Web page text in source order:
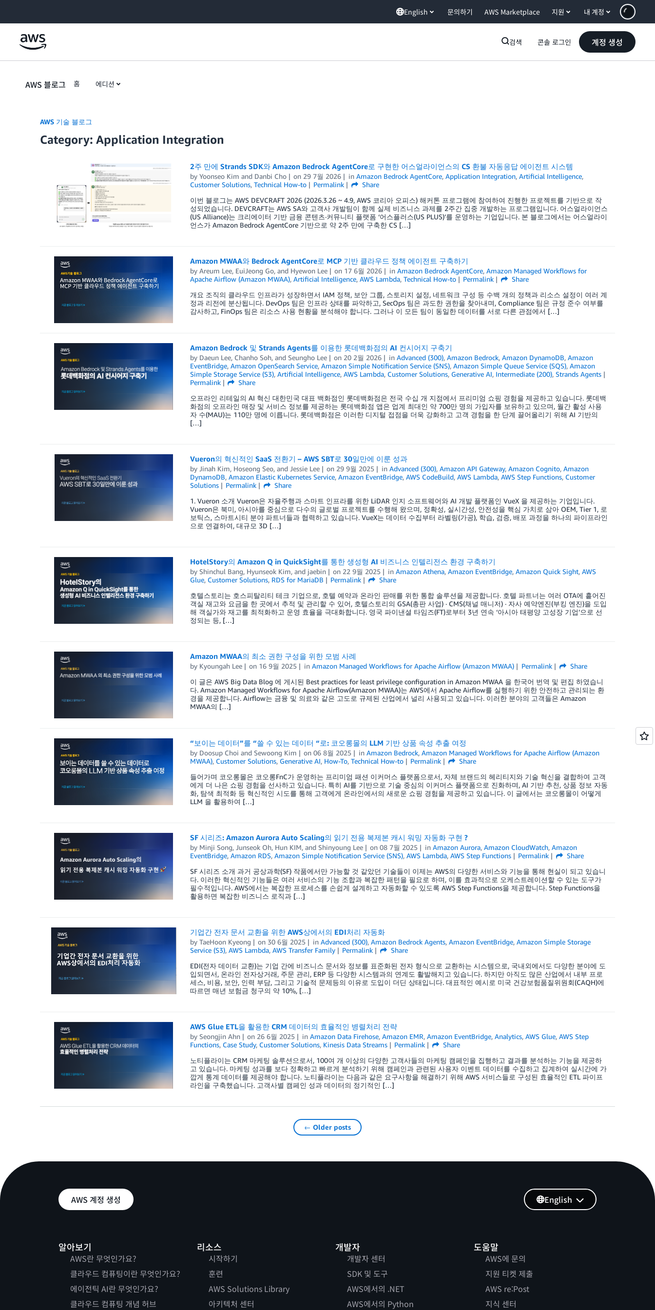
English 문의하기 AWS Marketplace 지원 내 계정
검색 콘솔 로그인 계정 생성
AWS 블로그 홈 에디션
AWS 기술 블로그
Category: Application Integration
2주 만에 Strands SDK와 Amazon Bedrock AgentCore로 구현한 어스얼라이언스의 CS 환불 자동응답 에이전트 시스템
by Yoonseo Kim and Danbi Cho on 29 7월 2026 inAmazon Bedrock AgentCore,Application Integration,Artificial Intelligence,
Customer Solutions, Technical How-to Permalink
Share
이번 블로그는 AWS DEVCRAFT 2026 (2026.3.26 ~ 4.9, AWS 코리아 오피스) 해커톤 프로그램에 참여하여 진행한 프로젝트를 기반으로 작
성되었습니다. DEVCRAFT는 AWS SA와 고객사 개발팀이 함께 실제 비즈니스 과제를 2주간 집중 개발하는 프로그램입니다. 어스얼라이언스
(US Alliance)는 크리에이터 기반 금융 콘텐츠·커뮤니티 플랫폼 ‘어스플러스(US PLUS)’를 운영하는 기업입니다. 본 블로그에서는 어스얼라이
언스가 Amazon Bedrock AgentCore 기반으로 약 2주 만에 구축한 CS […]
Amazon MWAA와 Bedrock AgentCore로 MCP 기반 클라우드 정책 에이전트 구축하기
by Areum Lee, EuiJeong Go, and Hyewon Lee on 17 6월 2026 inAmazon Bedrock AgentCore,Amazon Managed Workflows for
Apache Airflow (Amazon MWAA), Artificial Intelligence, AWS Lambda, Technical How-to Permalink
Share
개요 조직의 클라우드 인프라가 성장하면서 IAM 정책, 보안 그룹, 스토리지 설정, 네트워크 구성 등 수백 개의 정책과 리소스 설정이 여러 계
정과 리전에 분산됩니다. DevOps 팀은 인프라 상태를 파악하고, SecOps 팀은 과도한 권한을 찾아내며, Compliance 팀은 규정 준수 여부를
감사하고, FinOps 팀은 리소스 사용 현황을 분석해야 합니다. 그러나 이 모든 팀이 동일한 데이터를 서로 다른 관점에서 […]
Amazon Bedrock 및 Strands Agents를 이용한 롯데백화점의 AI 컨시어지 구축기
by Daeun Lee, Chanho Soh, and Seungho Lee on 20 2월 2026 inAdvanced (300),Amazon Bedrock,Amazon DynamoDB,Amazon
EventBridge, Amazon OpenSearch Service, Amazon Simple Notification Service (SNS), Amazon Simple Queue Service (SQS), Amazon
Simple Storage Service (S3), Artificial Intelligence, AWS Lambda, Customer Solutions, Generative AI, Intermediate (200), Strands Agents
Permalink
Share
오프라인 리테일의 AI 혁신 대한민국 대표 백화점인 롯데백화점은 전국 수십 개 지점에서 프리미엄 쇼핑 경험을 제공하고 있습니다. 롯데백
화점의 오프라인 매장 및 서비스 정보를 제공하는 롯데백화점 앱은 업계 최대인 약 700만 명의 가입자를 보유하고 있으며, 월간 활성 사용
자 수(MAU)는 110만 명에 이릅니다. 롯데백화점은 이러한 디지털 접점을 더욱 강화하고 고객 경험을 한 단계 끌어올리기 위해 AI 기반의
[…]
Vueron의 혁신적인 SaaS 전환기 – AWS SBT로 30일만에 이룬 성과
by Jinah Kim, Hoseong Seo, and Jessie Lee on 29 9월 2025 inAdvanced (300),Amazon API Gateway,Amazon Cognito,Amazon
DynamoDB, Amazon Elastic Kubernetes Service, Amazon EventBridge, AWS CodeBuild, AWS Lambda, AWS Step Functions, Customer
Solutions
Permalink
Share
1. Vueron 소개 Vueron은 자율주행과 스마트 인프라를 위한 LiDAR 인지 소프트웨어와 AI 개발 플랫폼인 VueX 을 제공하는 기업입니다.
Vueron은 북미, 아시아를 중심으로 다수의 글로벌 프로젝트를 수행해 왔으며, 정확성, 실시간성, 안전성을 핵심 가치로 삼아 OEM, Tier 1, 로
보틱스, 스마트시티 분야 파트너들과 협력하고 있습니다. VueX는 데이터 수집부터 라벨링(가공), 학습, 검증, 배포 과정을 하나의 파이프라인
으로 연결하여, 대규모 3D […]
HotelStory의 Amazon Q in QuickSight를 통한 생성형 AI 비즈니스 인텔리전스 환경 구축하기
by Shinchul Bang, Hyunseok Kim, and jaebin on 22 9월 2025 inAmazon Athena,Amazon EventBridge,Amazon Quick Sight,AWS
Glue, Customer Solutions, RDS for MariaDB Permalink
Share
호텔스토리는 호스피탈리티 테크 기업으로, 호텔 예약과 온라인 판매를 위한 통합 솔루션을 제공합니다. 호텔 파트너는 여러 OTA에 흩어진
객실 재고와 요금을 한 곳에서 추적 및 관리할 수 있어, 호텔스토리의 GSA(총판 사업) · CMS(채널 매니저) · 자사 예약엔진(부킹 엔진)을 도입
해 객실가와 재고를 최적화하고 운영 효율을 극대화합니다. 영국 파이낸셜 타임즈(FT)로부터 3년 연속 ‘아시아 태평양 고성장 기업’으로 선
정되는 등, […]
Amazon MWAA의 최소 권한 구성을 위한 모범 사례
by Kyoungah Lee on 16 9월 2025 inAmazon Managed Workflows for Apache Airflow (Amazon MWAA) Permalink
Share
이 글은 AWS Big Data Blog 에 게시된 Best practices for least privilege configuration in Amazon MWAA 을 한국어 번역 및 편집 하였습니
다. Amazon Managed Workflows for Apache Airflow(Amazon MWAA)는 AWS에서 Apache Airflow를 실행하기 위한 안전하고 관리되는 환
경을 제공합니다. Airflow는 금융 및 의료와 같은 고도로 규제된 산업에서 널리 사용되고 있습니다. 이러한 분야의 고객들은 Amazon
MWAA의 […]
“보이는 데이터”를 “쓸 수 있는 데이터 “로: 코오롱몰의 LLM 기반 상품 속성 추출 여정
by Doosup Choi and Sewoong Kim on06 8월 2025 inAmazon Bedrock,Amazon Managed Workflows for Apache Airflow (Amazon
MWAA), Customer Solutions, Generative AI, How-To, Technical How-to Permalink
Share
들어가며 코오롱몰은 코오롱FnC가 운영하는 프리미엄 패션 이커머스 플랫폼으로서, 자체 브랜드의 헤리티지와 기술 혁신을 결합하여 고객
에게 더 나은 쇼핑 경험을 선사하고 있습니다. 특히 AI를 기반으로 기술 중심의 이커머스 플랫폼으로 진화하며, AI 기반 추천, 상품 정보 자동
화, 탐색 최적화 등 혁신적인 시도를 통해 고객에게 온라인에서의 새로운 쇼핑 경험을 제공하고 있습니다. 이 글에서는 코오롱몰이 어떻게
LLM 을 활용하여 […]
SF 시리즈: Amazon Aurora Auto Scaling의 읽기 전용 복제본 캐시 워밍 자동화 구현 ?
by Minji Song, Junseok Oh, Hun KIM, and Shinyoung Lee on08 7월 2025 inAmazon Aurora,Amazon CloudWatch,Amazon
EventBridge, Amazon RDS, Amazon Simple Notification Service (SNS), AWS Lambda, AWS Step Functions Permalink
Share
SF 시리즈 소개 과거 공상과학(SF) 작품에서만 가능할 것 같았던 기술들이 이제는 AWS의 다양한 서비스와 기능을 통해 현실이 되고 있습니
다. 이러한 혁신적인 기능들은 여러 서비스의 기능 조합과 복잡한 패턴을 필요로 하며, 이를 효과적으로 오케스트레이션할 수 있는 도구가
필수적입니다. AWS에서는 복잡한 프로세스를 손쉽게 설계하고 자동화할 수 있도록 AWS Step Functions을 제공합니다. Step Functions을
활용하면 복잡한 비즈니스 로직과 […]
기업간 전자 문서 교환을 위한 AWS상에서의 EDI처리 자동화
by TaeHoon Kyeong on 30 6월 2025 inAdvanced (300),Amazon Bedrock Agents,Amazon EventBridge,Amazon Simple Storage
Service (S3), AWS Lambda, AWS Transfer Family Permalink
Share
EDI(전자 데이터 교환)는 기업 간에 비즈니스 문서와 정보를 표준화된 전자 형식으로 교환하는 시스템으로, 국내외에서도 다양한 분야에 도
입되면서, 온라인 전자상거래, 주문 관리, ERP 등 다양한 시스템과의 연계도 활발해지고 있습니다. 하지만 아직도 많은 산업에서 내부 프로
세스, 비용, 보안, 인력 부담, 그리고 기술적 문제등의 이유로 도입이 더딘 상태입니다. 대표적인 예시로 미국 건강보험품질위원회(CAQH)에
따르면 매년 보험금 청구의 약 10%, […]
AWS Glue ETL을 활용한 CRM 데이터의 효율적인 병렬처리 전략
by Seongjin Ahn on 26 6월 2025 inAmazon Data Firehose,Amazon EMR,Amazon EventBridge,Analytics,AWS Glue,AWS Step
Functions, Case Study, Customer Solutions, Kinesis Data Streams Permalink
Share
노티플라이는 CRM 마케팅 솔루션으로서, 100여 개 이상의 다양한 고객사들의 마케팅 캠페인을 집행하고 결과를 분석하는 기능을 제공하
고 있습니다. 마케팅 성과를 보다 정확하고 빠르게 분석하기 위해 캠페인과 관련된 사용자 이벤트 데이터를 수집하고 집계하여 실시간에 가
깝게 통계 데이터를 제공해야 합니다. 노티플라이는 다음과 같은 요구사항을 해결하기 위해 AWS 서비스들로 구성된 효율적인 ETL 파이프
라인을 구축했습니다. 고객사별 캠페인 성과 데이터의 정기적인 […]
← Older posts
AWS 계정 생성
알아보기
AWS란 무엇인가요?
클라우드 컴퓨팅이란 무엇인가요?
에이전틱 AI란 무엇인가요?
클라우드 컴퓨팅 개념 허브
리소스
시작하기
훈련
AWS Solutions Library
아키텍처 센터
개발자
개발자 센터
SDK 및 도구
AWS에서의 .NET
AWS에서의 Python
도움말
AWS에 문의
지원 티켓 제출
AWS re:Post
지식 센터
English